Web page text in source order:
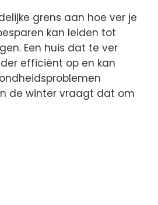
grens aan hoe ver je
kan leiden tot
Een huis dat te ver
efficiënt op en kan
de winter vraagt dat om